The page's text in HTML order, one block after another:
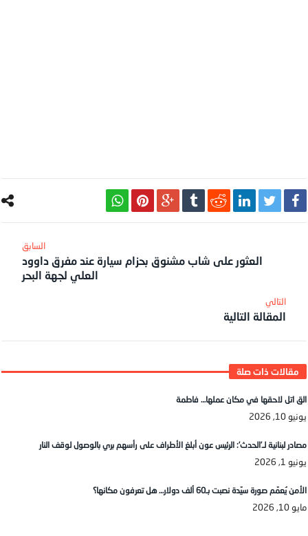
العثور على شاب مشنوق بحزام سيارة عند مفرق داوود
العلي لجهة البحر
‎التالي
المقالة التالية
الق اتل لاحقها في مكان عملها… فاطمة
يونيو 10, 2026
مصادر لبنانية لـ’الحدث’: الرئيس عون أبلغ الأطراف على رأسهم بري بالوصول لوقف النار
يونيو 1, 2026
الأمن يُعمّم صورة سيّدة نصبت بـ60 ألف دولار… هل تعرفون مكانها؟
مايو 10, 2026